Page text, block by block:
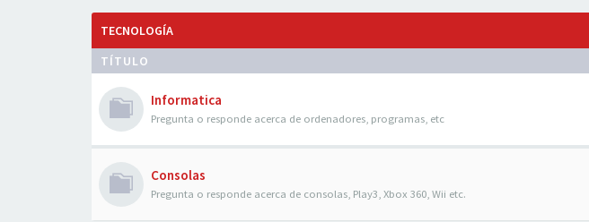
TECNOLOGÍA
TÍTULO
Informatica
Pregunta o responde acerca de ordenadores, programas, etc
Consolas
Pregunta o responde acerca de consolas, Play3, Xbox 360, Wii etc.